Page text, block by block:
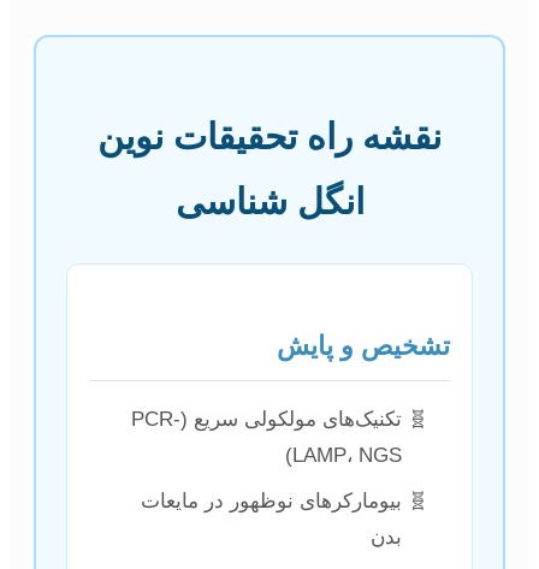
نقشه راه تحقیقات نوین
انگل شناسی
تشخیص و پایش
تکنیک‌های مولکولی سریع (PCR-
LAMP، NGS)
بیومارکرهای نوظهور در مایعات